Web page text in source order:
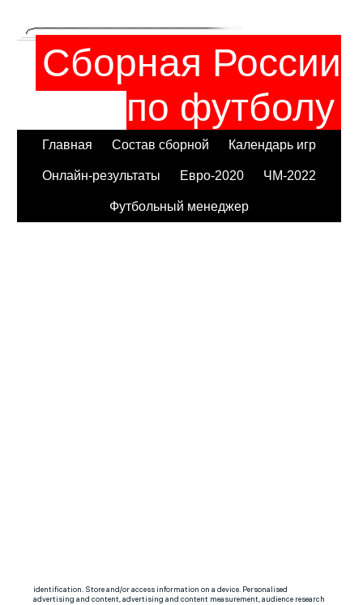
Сборная России
по футболу
Главная Состав сборной Календарь игр
Онлайн-результаты Евро-2020 ЧМ-2022
Футбольный менеджер